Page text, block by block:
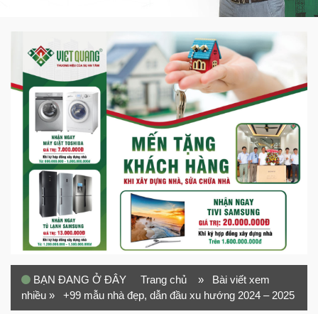
BẠN ĐANG Ở ĐÂY Trang chủ » Bài viết xem
nhiều » +99 mẫu nhà đẹp, dẫn đầu xu hướng 2024 – 2025